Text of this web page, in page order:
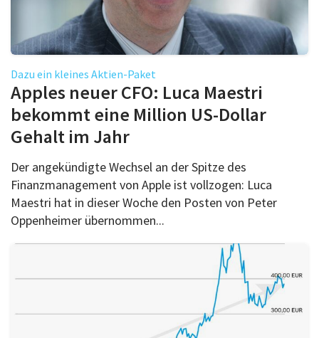
Dazu ein kleines Aktien-Paket
Apples neuer CFO: Luca Maestri
bekommt eine Million US-Dollar
Gehalt im Jahr
Der angekündigte Wechsel an der Spitze des
Finanzmanagement von Apple ist vollzogen: Luca
Maestri hat in dieser Woche den Posten von Peter
Oppenheimer übernommen...